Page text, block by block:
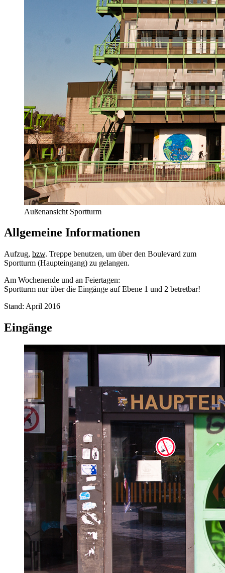
Außenansicht Sportturm
Allgemeine Informationen
Aufzug, bzw. Treppe benutzen, um über den Boulevard zum
Sportturm (Haupteingang) zu gelangen.
Am Wochenende und an Feiertagen:
Sportturm nur über die Eingänge auf Ebene 1 und 2 betretbar!
Stand: April 2016
Eingänge